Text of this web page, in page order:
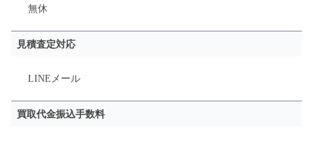
無休
見積査定対応
LINEメール
買取代金振込手数料